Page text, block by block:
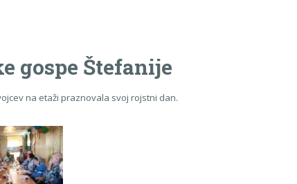
gospe Štefanije
na etaži praznovala svoj rojstni dan.